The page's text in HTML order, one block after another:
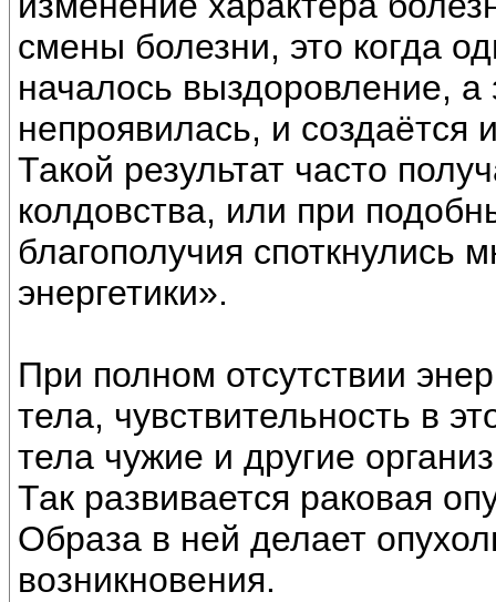
смены болезни, это когда
началось выздоровление,
непроявилась, и
Такой результат часто
колдовства, или при
благополучия споткнулись
энергетики».
При полном отсутствии
тела, чувствительность в
тела чужие и другие
Так развивается раковая
Образа в ней делает
возникновения.